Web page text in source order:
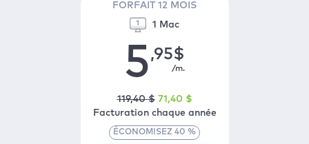
FORFAIT 12 MOIS
1 Mac
5,95$
/m.
119,40 $ 71 ,40 $
Facturation chaque année
ÉCONOMISEZ 40 %